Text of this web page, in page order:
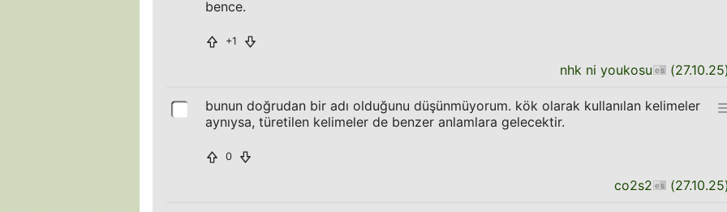
bence.
+1
nhk ni youkosu (27.10.25
bunun doğrudan bir adı olduğunu düşünmüyorum. kök olarak kullanılan kelimeler
aynıysa, türetilen kelimeler de benzer anlamlara gelecektir.
0
co2s2 (27.10.25